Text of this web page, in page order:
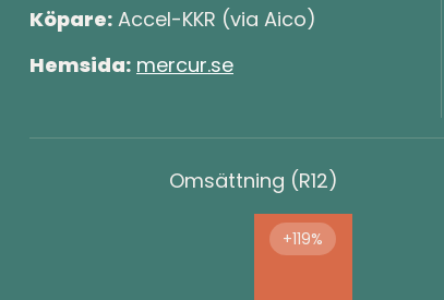
Köpare: Accel-KKR (via Aico)
Hemsida: mercur.se
Omsättning (R12)
+119%